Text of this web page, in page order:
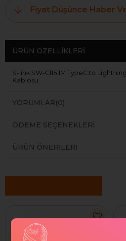
Fiyat Düşünce Haber
ÜRÜN ÖZELLIKLERI
S-link SW-C115 1M TypeC to
Kablosu
YORUMLAR(0)
ÖDEME SEÇENEKLERI
ÜRÜN ÖNERILERI